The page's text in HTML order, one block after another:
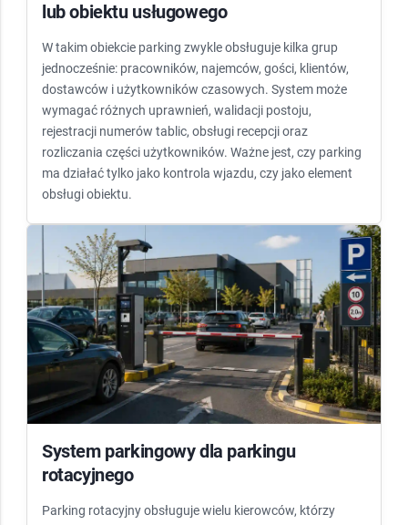
lub obiektu usługowego
W takim obiekcie parking zwykle obsługuje kilka grup
jednocześnie: pracowników, najemców, gości, klientów,
dostawców i użytkowników czasowych. System może
wymagać różnych uprawnień, walidacji postoju,
rejestracji numerów tablic, obsługi recepcji oraz
rozliczania części użytkowników. Ważne jest, czy parking
ma działać tylko jako kontrola wjazdu, czy jako element
obsługi obiektu.
System parkingowy dla parkingu
rotacyjnego
Parking rotacyjny obsługuje wielu kierowców, którzy